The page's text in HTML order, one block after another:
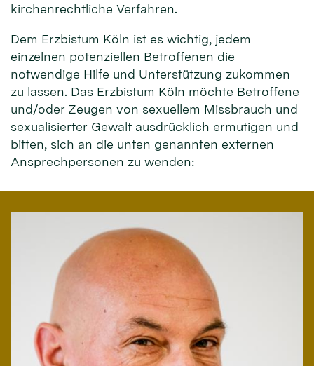
kirchenrechtliche Verfahren.
Dem Erzbistum Köln ist es wichtig, jedem
einzelnen potenziellen Betroffenen die
notwendige Hilfe und Unterstützung zukommen
zu lassen. Das Erzbistum Köln möchte Betroffene
und/oder Zeugen von sexuellem Missbrauch und
sexualisierter Gewalt ausdrücklich ermutigen und
bitten, sich an die unten genannten externen
Ansprechpersonen zu wenden: